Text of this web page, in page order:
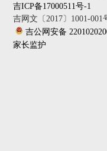
吉ICP备17000511号-1
吉网文〔2017〕1001-001
吉公网安备
家长监护